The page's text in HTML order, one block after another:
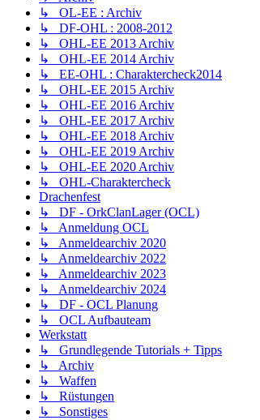
↳ OL-EE : Archiv
↳ DF-OHL : 2008-2012
↳ OHL-EE 2013 Archiv
↳ OHL-EE 2014 Archiv
↳ EE-OHL : Charaktercheck2014
↳ OHL-EE 2015 Archiv
↳ OHL-EE 2016 Archiv
↳ OHL-EE 2017 Archiv
↳ OHL-EE 2018 Archiv
↳ OHL-EE 2019 Archiv
↳ OHL-EE 2020 Archiv
↳ OHL-Charaktercheck
Drachenfest
↳ DF - OrkClanLager (OCL)
↳ Anmeldung OCL
↳ Anmeldearchiv 2020
↳ Anmeldearchiv 2022
↳ Anmeldearchiv 2023
↳ Anmeldearchiv 2024
↳ DF - OCL Planung
↳ OCL Aufbauteam
Werkstatt
↳ Grundlegende Tutorials + Tipps
↳ Archiv
↳ Waffen
↳ Rüstungen
↳ Sonstiges